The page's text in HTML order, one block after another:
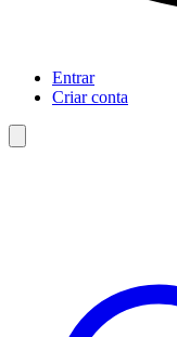
Entrar
Criar conta